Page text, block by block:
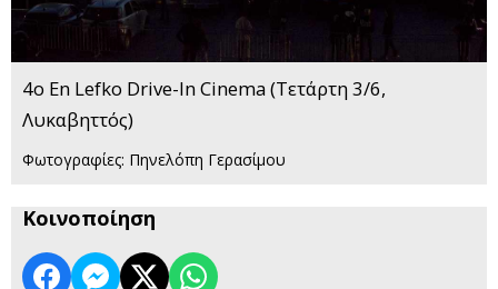
4o En Lefko Drive-In Cinema (Τετάρτη 3/6,
Λυκαβηττός)
Φωτογραφίες: Πηνελόπη Γερασίμου
Κοινοποίηση